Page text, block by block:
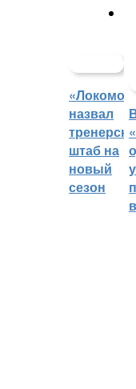
назвал
штаб на
новый
сезон